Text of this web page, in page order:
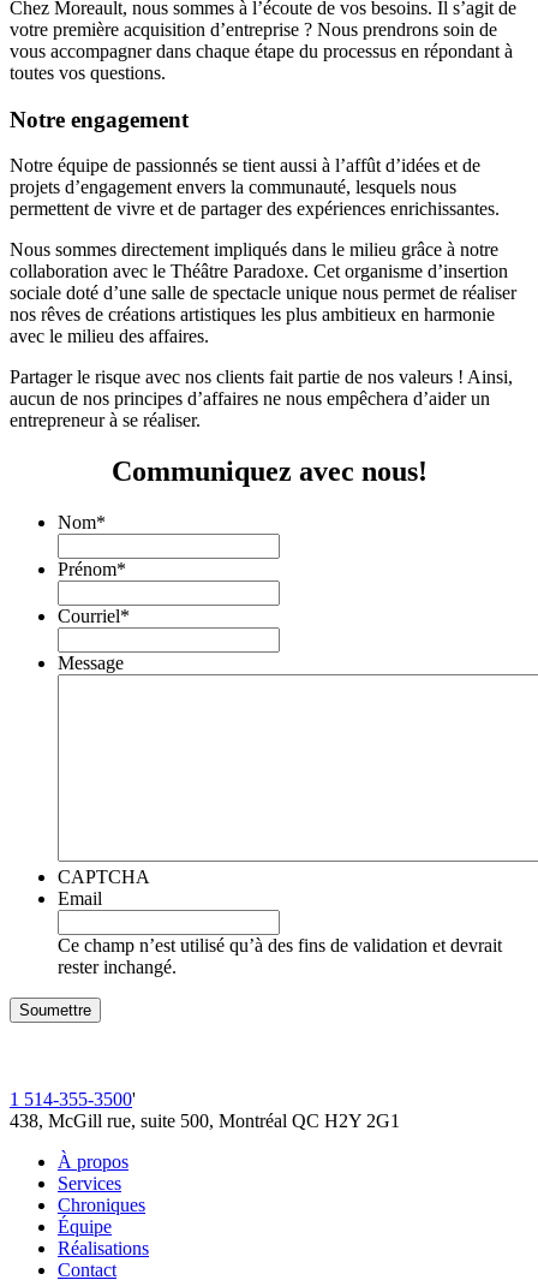
Chez Moreault, nous sommes à l’écoute de vos besoins. Il s’agit de
votre première acquisition d’entreprise ? Nous prendrons soin de
vous accompagner dans chaque étape du processus en répondant à
toutes vos questions.
Notre engagement
Notre équipe de passionnés se tient aussi à l’affût d’idées et de
projets d’engagement envers la communauté, lesquels nous
permettent de vivre et de partager des expériences enrichissantes.
Nous sommes directement impliqués dans le milieu grâce à notre
collaboration avec le Théâtre Paradoxe. Cet organisme d’insertion
sociale doté d’une salle de spectacle unique nous permet de réaliser
nos rêves de créations artistiques les plus ambitieux en harmonie
avec le milieu des affaires.
Partager le risque avec nos clients fait partie de nos valeurs ! Ainsi,
aucun de nos principes d’affaires ne nous empêchera d’aider un
entrepreneur à se réaliser.
Communiquez avec nous!
Nom*
Prénom*
Courriel*
Message
CAPTCHA
Email
Ce champ n’est utilisé qu’à des fins de validation et devrait
rester inchangé.
1 514-355-3500'
438, McGill rue, suite 500, Montréal QC H2Y 2G1
À propos
Services
Chroniques
Équipe
Réalisations
Contact